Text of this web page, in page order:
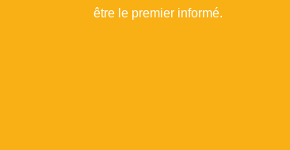
être le premier informé.